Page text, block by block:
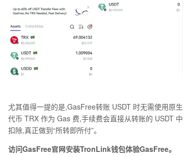
尤其值得一提的是,GasFree转账 USDT 时无需使用原生
代币 TRX 作为 Gas 费,手续费会直接从转账的 USDT 中
扣除,真正做到“所转即所付”。
访问GasFree官网安装TronLink钱包体验GasFree。